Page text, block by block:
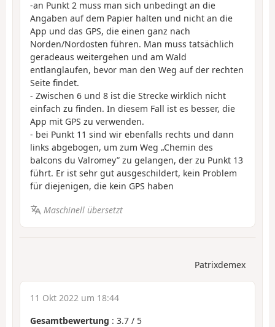
-an Punkt 2 muss man sich unbedingt an die
Angaben auf dem Papier halten und nicht an die
App und das GPS, die einen ganz nach
Norden/Nordosten führen. Man muss tatsächlich
geradeaus weitergehen und am Wald
entlanglaufen, bevor man den Weg auf der rechten
Seite findet.
- Zwischen 6 und 8 ist die Strecke wirklich nicht
einfach zu finden. In diesem Fall ist es besser, die
App mit GPS zu verwenden.
- bei Punkt 11 sind wir ebenfalls rechts und dann
links abgebogen, um zum Weg „Chemin des
balcons du Valromey” zu gelangen, der zu Punkt 13
führt. Er ist sehr gut ausgeschildert, kein Problem
für diejenigen, die kein GPS haben
Maschinell übersetzt
Patrixdemex
11 Okt 2022 um 18:44
Gesamtbewertung : 3.7 / 5